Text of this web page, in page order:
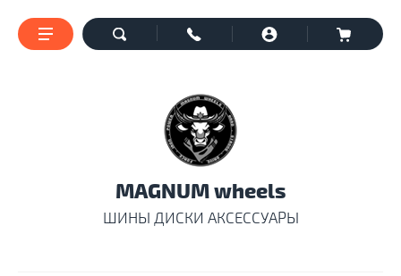
MAGNUM wheels
ШИНЫ ДИСКИ АКСЕССУАРЫ